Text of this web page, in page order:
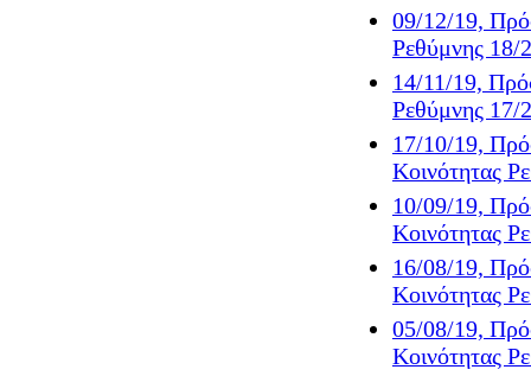
09/12/19,
Ρεθύμνης 18/
14/11/19,
Ρεθύμνης 17/
17/10/19,
Κοινότητας
10/09/19,
Κοινότητας
16/08/19,
Κοινότητας
05/08/19,
Κοινότητας